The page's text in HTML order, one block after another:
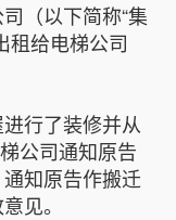
（以下简称“集
租给电梯公司
行了装修并从
公司通知原告
知原告作搬迁
见。